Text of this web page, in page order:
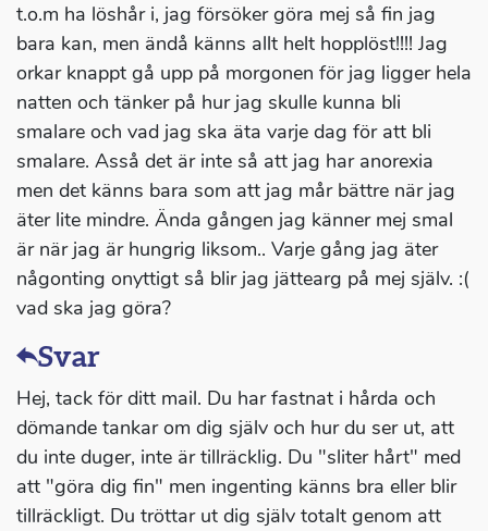
t.o.m ha löshår i, jag försöker göra mej så fin jag
bara kan, men ändå känns allt helt hopplöst!!!! Jag
orkar knappt gå upp på morgonen för jag ligger hela
natten och tänker på hur jag skulle kunna bli
smalare och vad jag ska äta varje dag för att bli
smalare. Asså det är inte så att jag har anorexia
men det känns bara som att jag mår bättre när jag
äter lite mindre. Ända gången jag känner mej smal
är när jag är hungrig liksom.. Varje gång jag äter
någonting onyttigt så blir jag jättearg på mej själv. :(
vad ska jag göra?
Svar
Hej, tack för ditt mail. Du har fastnat i hårda och
dömande tankar om dig själv och hur du ser ut, att
du inte duger, inte är tillräcklig. Du "sliter hårt" med
att "göra dig fin" men ingenting känns bra eller blir
tillräckligt. Du tröttar ut dig själv totalt genom att